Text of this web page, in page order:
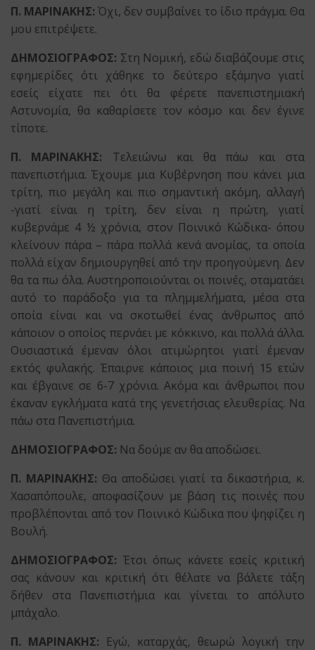
Π. ΜΑΡΙΝΑΚΗΣ:Όχι, δεν συμβαίνει το ίδιο πράγμα. Θα
μου επιτρέψετε.
ΔΗΜΟΣΙΟΓΡΑΦΟΣ: Στη Νομική, εδώ διαβάζουμε στις
εφημερίδες ότι χάθηκε το δεύτερο εξάμηνο γιατί
εσείς είχατε πει ότι θα φέρετε πανεπιστημιακή
Αστυνομία, θα καθαρίσετε τον κόσμο και δεν έγινε
τίποτε.
Π. ΜΑΡΙΝΑΚΗΣ: Τελειώνω και θα πάω και στα
πανεπιστήμια. Έχουμε μια Κυβέρνηση που κάνει μια
τρίτη, πιο μεγάλη και πιο σημαντική ακόμη, αλλαγή
-γιατί είναι η τρίτη, δεν είναι η πρώτη, γιατί
κυβερνάμε 4 ½ χρόνια, στον Ποινικό Κώδικα- όπου
κλείνουν πάρα – πάρα πολλά κενά ανομίας, τα οποία
πολλά είχαν δημιουργηθεί από την προηγούμενη. Δεν
θα τα πω όλα. Αυστηροποιούνται οι ποινές, σταματάει
αυτό το παράδοξο για τα πλημμελήματα, μέσα στα
οποία είναι και να σκοτωθεί ένας άνθρωπος από
κάποιον ο οποίος περνάει με κόκκινο, και πολλά άλλα.
Ουσιαστικά έμεναν όλοι ατιμώρητοι γιατί έμεναν
εκτός φυλακής. Έπαιρνε κάποιος μια ποινή 15 ετών
και έβγαινε σε 6-7 χρόνια. Ακόμα και άνθρωποι που
έκαναν εγκλήματα κατά της γενετήσιας ελευθερίας. Να
πάω στα Πανεπιστήμια.
ΔΗΜΟΣΙΟΓΡΑΦΟΣ: Να δούμε αν θα αποδώσει.
Π. ΜΑΡΙΝΑΚΗΣ: Θα αποδώσει γιατί τα δικαστήρια, κ.
Χασαπόπουλε, αποφασίζουν με βάση τις ποινές που
προβλέπονται από τον Ποινικό Κώδικα που ψηφίζει η
Βουλή.
ΔΗΜΟΣΙΟΓΡΑΦΟΣ: Έτσι όπως κάνετε εσείς κριτική
σας κάνουν και κριτική ότι θέλατε να βάλετε τάξη
δήθεν στα Πανεπιστήμια και γίνεται το απόλυτο
μπάχαλο.
Π. ΜΑΡΙΝΑΚΗΣ: Εγώ, καταρχάς, θεωρώ λογική την